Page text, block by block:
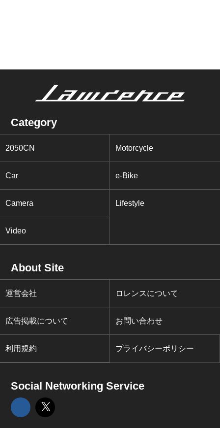
Category
2050CN Motorcycle
Car e-Bike
Camera Lifestyle
Video
About Site
運営会社 ロレンスについて
広告掲載について お問い合わせ
利用規約 プライバシーポリシー
Social Networking Service